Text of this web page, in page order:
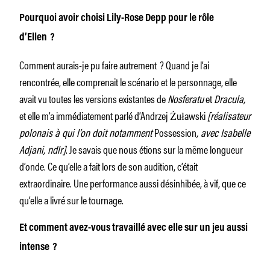
Pourquoi avoir choisi Lily-Rose Depp pour le rôle
d’Ellen ?
Comment aurais-je pu faire autrement ? Quand je l’ai
rencontrée, elle comprenait le scénario et le personnage, elle
avait vu toutes les versions existantes deNosferatuetDracula,
et elle m’a immédiatement parlé d’Andrzej Żuławski[réalisateur
polonais à qui l’on doit notammentPossession, avec Isabelle
Adjani, ndlr]. Je savais que nous étions sur la même longueur
d’onde. Ce qu’elle a fait lors de son audition, c’était
extraordinaire. Une performance aussi désinhibée, à vif, que ce
qu’elle a livré sur le tournage.
Et comment avez-vous travaillé avec elle sur un jeu aussi
intense ?